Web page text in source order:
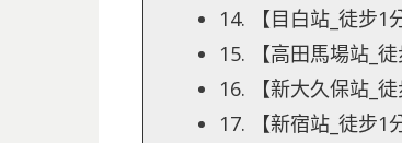
14. 【目白站_徒步1
15. 【高田馬場站_
16. 【新大久保站_
17. 【新宿站_徒步